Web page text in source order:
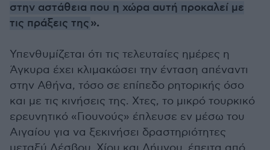
στην αστάθεια που η χώρα αυτή προκαλεί με
τις πράξεις της».
Υπενθυμίζεται ότι τις τελευταίες ημέρες η
Άγκυρα έχει κλιμακώσει την ένταση απέναντι
στην Αθήνα, τόσο σε επίπεδο ρητορικής όσο
και με τις κινήσεις της. Χτες, το μικρό τουρκικό
ερευνητικό «Γιουνούς» έπλευσε εν μέσω του
Αιγαίου για να ξεκινήσει δραστηριότητες